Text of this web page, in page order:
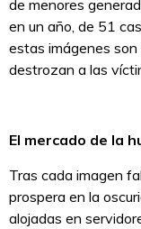
de menores
en un año, de 51
estas imágenes
destrozan a las
El mercado de la
Tras cada imagen
prospera en la
alojadas en